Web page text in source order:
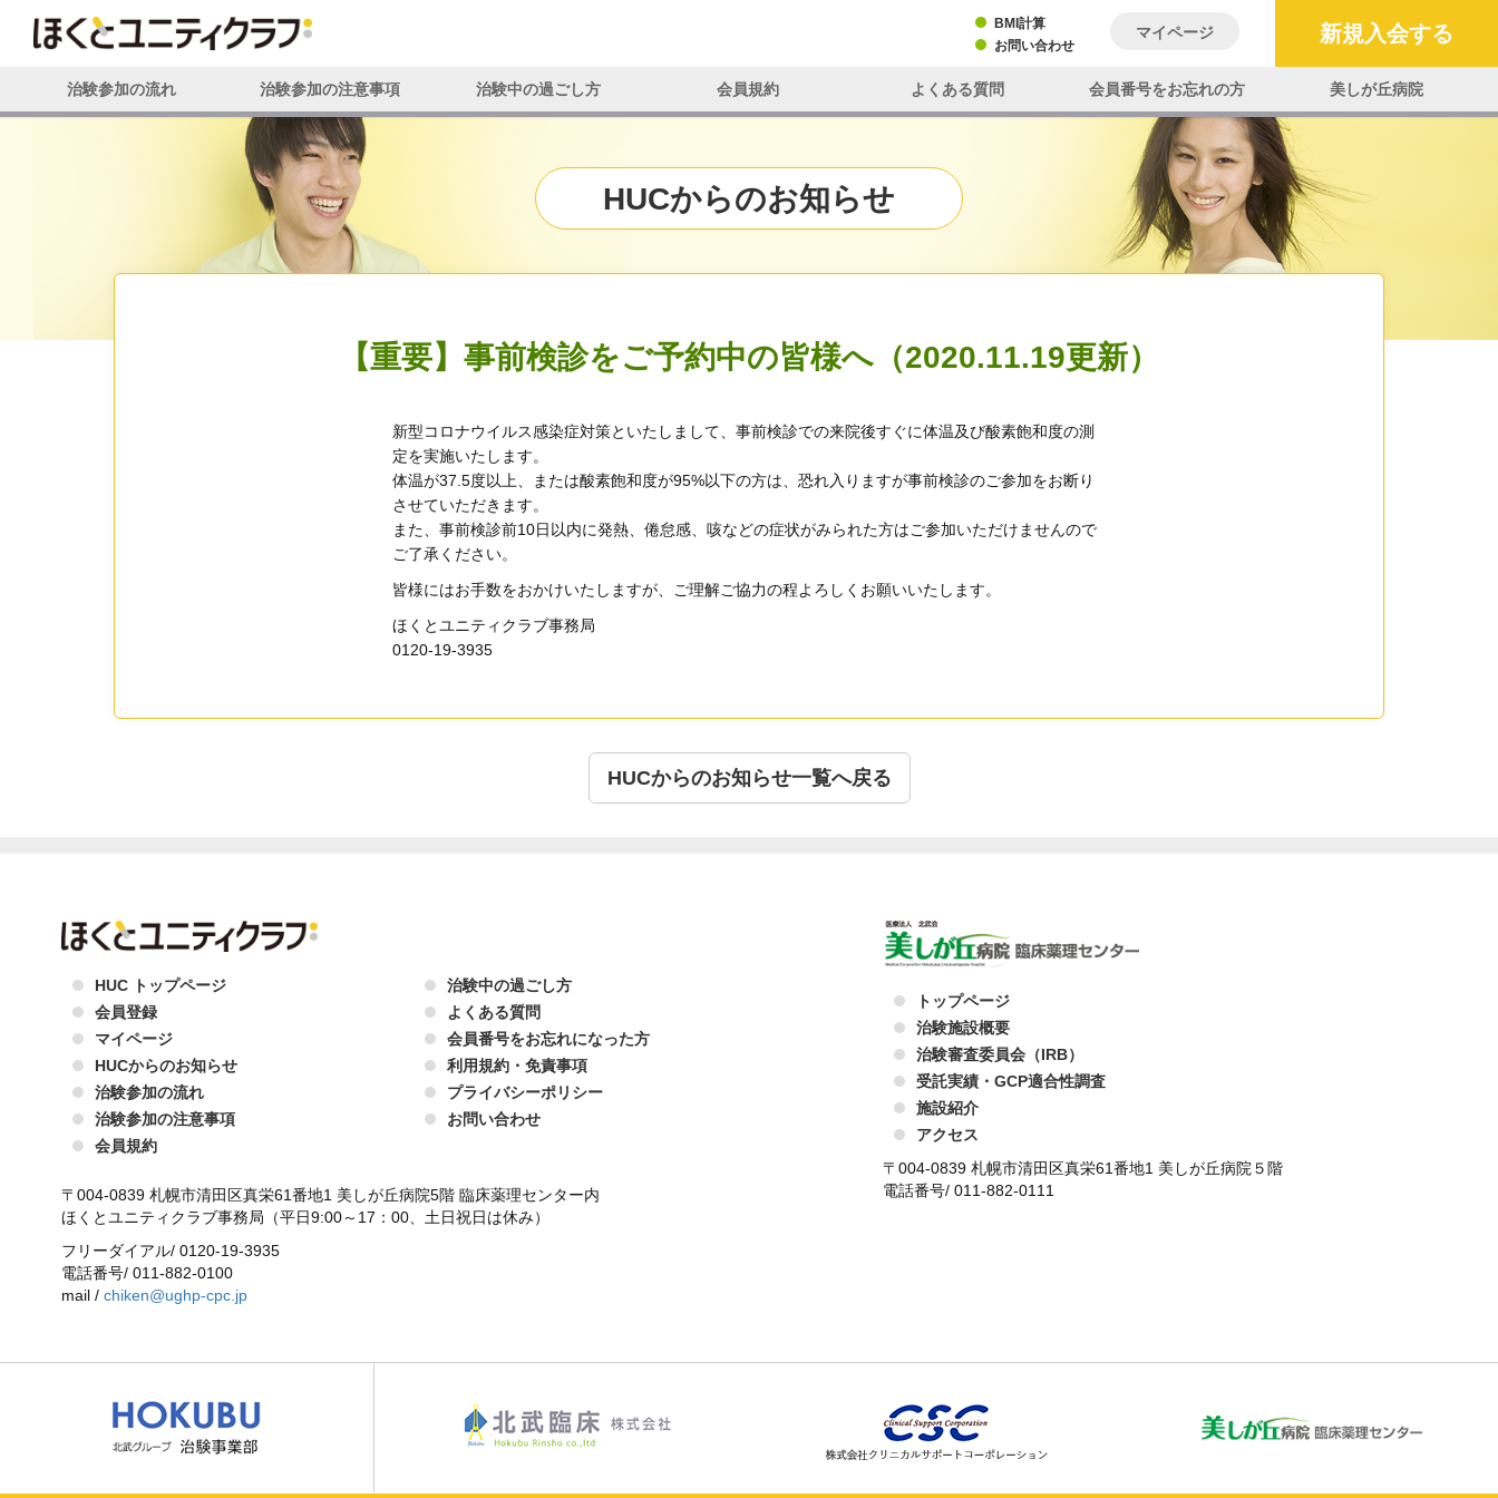
マイページ 新規入会する
BMI計算
お問い合わせ
治験参加の流れ 治験参加の注意事項 治験中の過ごし方 会員規約 よくある質問 会員番号をお忘れの方 美しが丘病院
HUCからのお知らせ
【重要】事前検診をご予約中の皆様へ（2020.11.19更新）
新型コロナウイルス感染症対策といたしまして、事前検診での来院後すぐに体温及び酸素飽和度の測
定を実施いたします。
体温が37.5度以上、または酸素飽和度が95%以下の方は、恐れ入りますが事前検診のご参加をお断り
させていただきます。
また、事前検診前10日以内に発熱、倦怠感、咳などの症状がみられた方はご参加いただけませんので
ご了承ください。
皆様にはお手数をおかけいたしますが、ご理解ご協力の程よろしくお願いいたします。
ほくとユニティクラブ事務局
0120-19-3935
HUCからのお知らせ一覧へ戻る
HUC トップページ
会員登録
マイページ
HUCからのお知らせ
治験参加の流れ
治験参加の注意事項
会員規約
治験中の過ごし方
よくある質問
会員番号をお忘れになった方
利用規約・免責事項
プライバシーポリシー
お問い合わせ
〒004-0839 札幌市清田区真栄61番地1 美しが丘病院5階 臨床薬理センター内
ほくとユニティクラブ事務局（平日9:00～17：00、土日祝日は休み）
フリーダイアル/ 0120-19-3935
電話番号/ 011-882-0100
mail / chiken@ughp-cpc.jp
トップページ
治験施設概要
治験審査委員会（IRB）
受託実績・GCP適合性調査
施設紹介
アクセス
〒004-0839 札幌市清田区真栄61番地1 美しが丘病院５階
電話番号/ 011-882-0111